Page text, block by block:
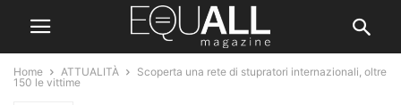
Home ATTUALITÀ
Scoperta una rete di stupratori internazionali, oltre
150 le vittime